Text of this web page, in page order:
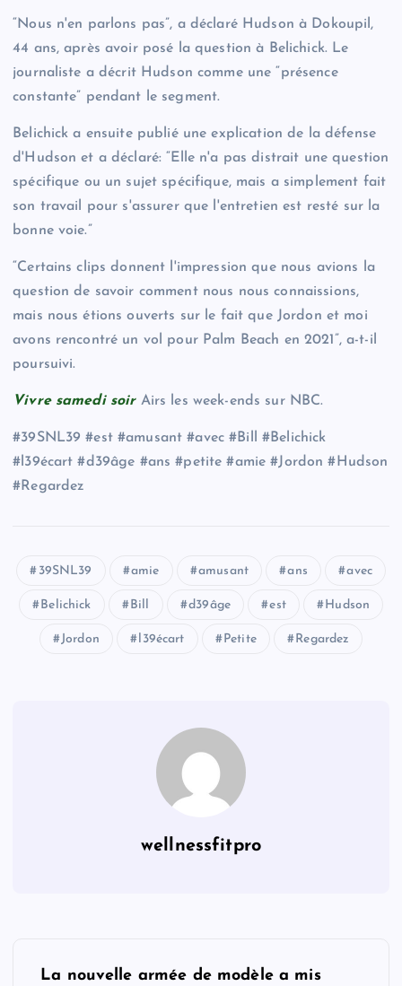
“Nous n'en parlons pas”, a déclaré Hudson à Dokoupil,
44 ans, après avoir posé la question à Belichick. Le
journaliste a décrit Hudson comme une “présence
constante” pendant le segment.
Belichick a ensuite publié une explication de la défense
d'Hudson et a déclaré: “Elle n'a pas distrait une question
spécifique ou un sujet spécifique, mais a simplement fait
son travail pour s'assurer que l'entretien est resté sur la
bonne voie.”
“Certains clips donnent l'impression que nous avions la
question de savoir comment nous nous connaissions,
mais nous étions ouverts sur le fait que Jordon et moi
avons rencontré un vol pour Palm Beach en 2021”, a-t-il
poursuivi.
Vivre samedi soirAirs les week-ends sur NBC.
#39SNL39 #est #amusant #avec #Bill #Belichick
#l39écart #d39âge #ans #petite #amie #Jordon #Hudson
#Regardez
39SNL39 amie amusant ans avec
Belichick Bill d39âge est Hudson
Jordon l39écart Petite Regardez
wellnessfitpro
La nouvelle armée de modèle a mis